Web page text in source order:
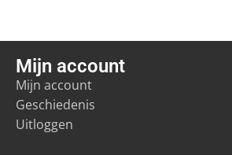
Mijn account
Mijn account
Geschiedenis
Uitloggen